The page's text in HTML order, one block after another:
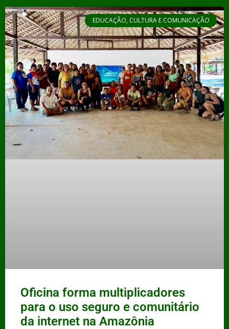
EDUCAÇÃO, CULTURA E COMUNICAÇÃO
Oficina forma multiplicadores
para o uso seguro e comunitário
da internet na Amazônia